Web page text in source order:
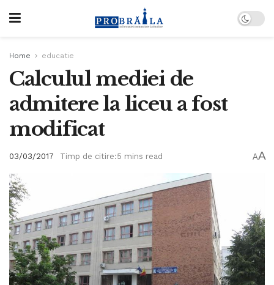
Home educatie
Calculul mediei de
admitere la liceu a fost
modificat
03/03/2017 Timp de citire:5 mins read AA